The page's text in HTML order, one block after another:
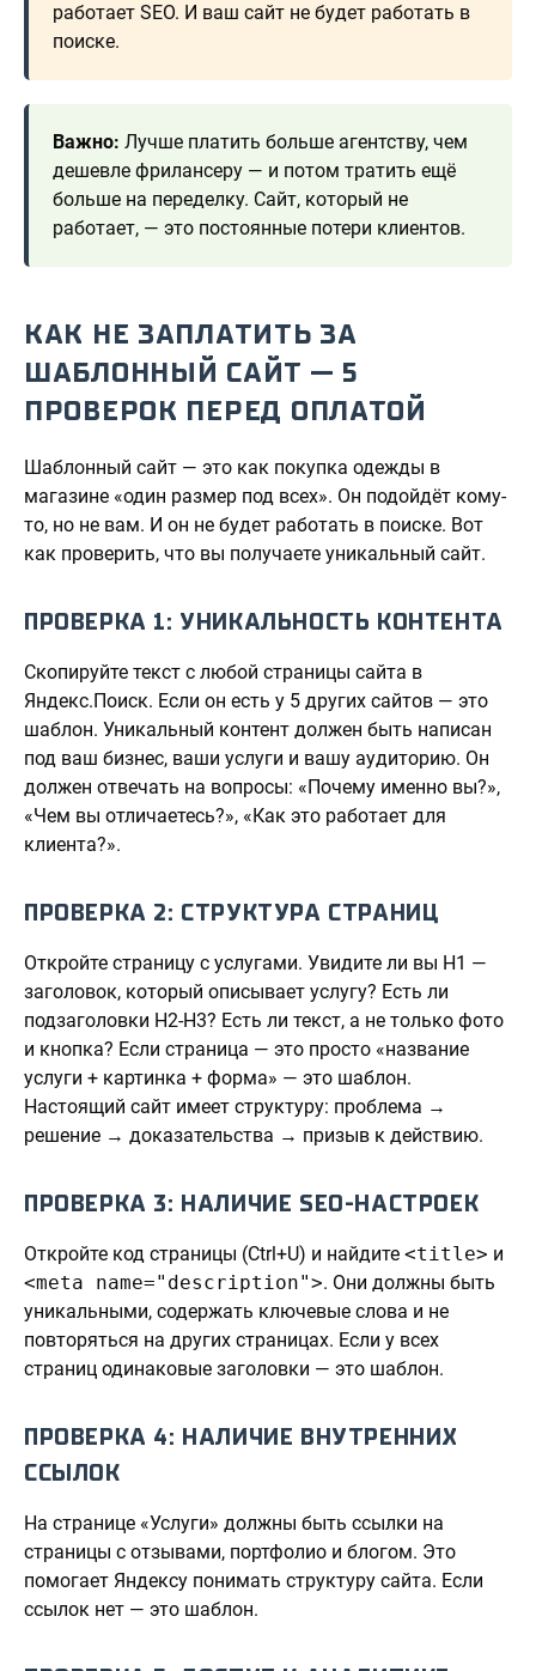
работает SEO. И ваш сайт не будет работать в
поиске.
Важно: Лучше платить больше агентству, чем
дешевле фрилансеру — и потом тратить ещё
больше на переделку. Сайт, который не
работает, — это постоянные потери клиентов.
КАК НЕ ЗАПЛАТИТЬ ЗА
ШАБЛОННЫЙ САЙТ — 5
ПРОВЕРОК ПЕРЕД ОПЛАТОЙ
Шаблонный сайт — это как покупка одежды в
магазине «один размер под всех». Он подойдёт кому-
то, но не вам. И он не будет работать в поиске. Вот
как проверить, что вы получаете уникальный сайт.
ПРОВЕРКА 1: УНИКАЛЬНОСТЬ КОНТЕНТА
Скопируйте текст с любой страницы сайта в
Яндекс.Поиск. Если он есть у 5 других сайтов — это
шаблон. Уникальный контент должен быть написан
под ваш бизнес, ваши услуги и вашу аудиторию. Он
должен отвечать на вопросы: «Почему именно вы?»,
«Чем вы отличаетесь?», «Как это работает для
клиента?».
ПРОВЕРКА 2: СТРУКТУРА СТРАНИЦ
Откройте страницу с услугами. Увидите ли вы H1 —
заголовок, который описывает услугу? Есть ли
подзаголовки H2-H3? Есть ли текст, а не только фото
и кнопка? Если страница — это просто «название
услуги + картинка + форма» — это шаблон.
Настоящий сайт имеет структуру: проблема →
решение → доказательства → призыв к действию.
ПРОВЕРКА 3: НАЛИЧИЕ SEO-НАСТРОЕК
Откройте код страницы (Ctrl+U) и найдите <title> и
<meta name="description">. Они должны быть
уникальными, содержать ключевые слова и не
повторяться на других страницах. Если у всех
страниц одинаковые заголовки — это шаблон.
ПРОВЕРКА 4: НАЛИЧИЕ ВНУТРЕННИХ
ССЫЛОК
На странице «Услуги» должны быть ссылки на
страницы с отзывами, портфолио и блогом. Это
помогает Яндексу понимать структуру сайта. Если
ссылок нет — это шаблон.